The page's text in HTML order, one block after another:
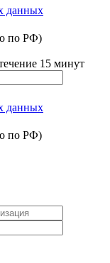
данных
по РФ)
15 минут
данных
по РФ)